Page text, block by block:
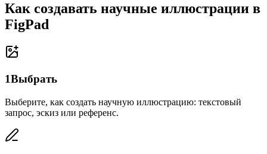
Как создавать научные иллюстрации в
FigPad
1Выбрать
Выберите, как создать научную иллюстрацию: текстовый
запрос, эскиз или референс.